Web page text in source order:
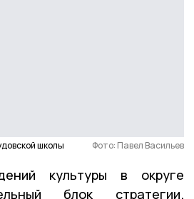
школы Фото: Павел Васильев
культуры в округе
блок стратегии.